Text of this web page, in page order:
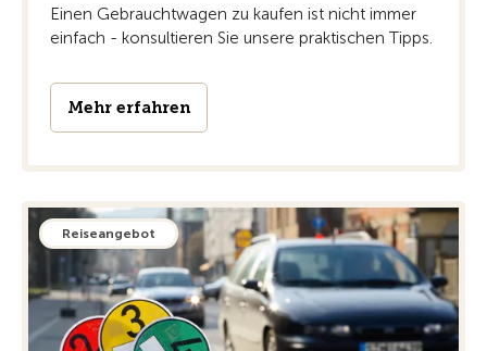
Einen Gebrauchtwagen zu kaufen ist nicht immer
einfach - konsultieren Sie unsere praktischen Tipps.
Mehr erfahren
Reiseangebot